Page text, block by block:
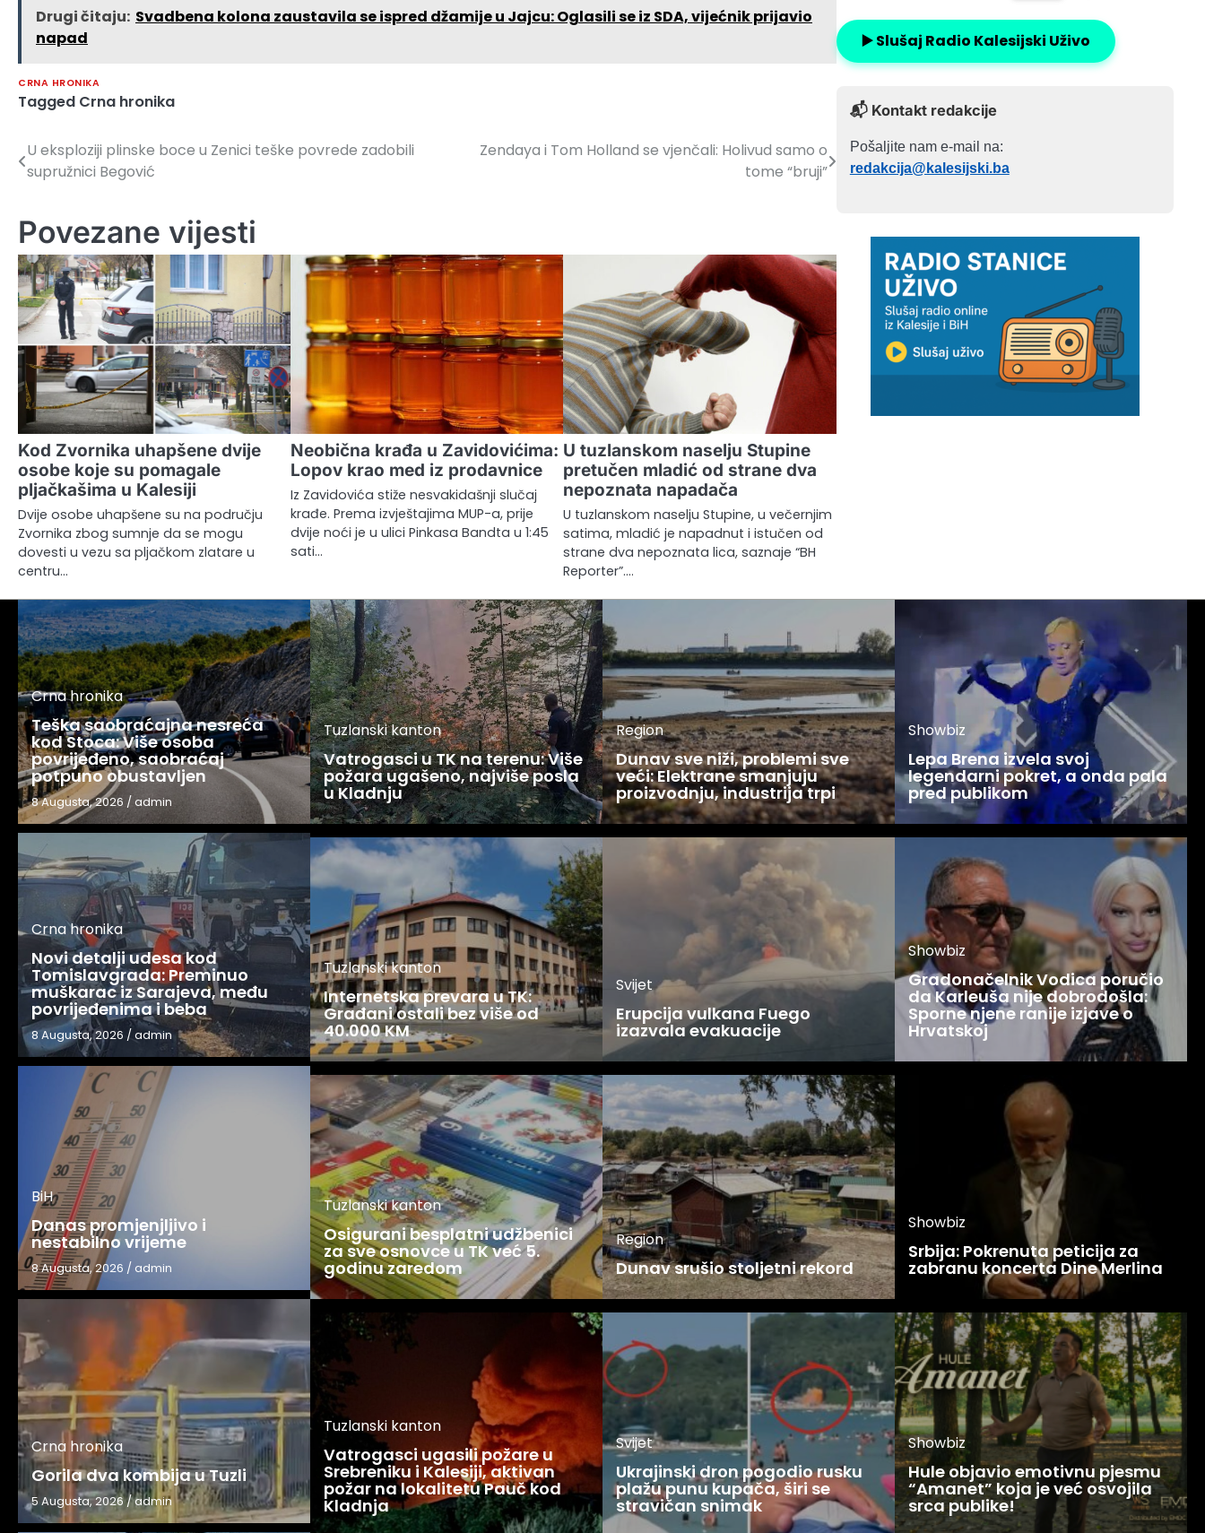
Drugi čitaju: Svadbena kolona zaustavila se ispred džamije u Jajcu: Oglasili se iz SDA, vijećnik prijavio
napad
CRNA HRONIKA
Tagged Crna hronika
Navigacija
članaka
U eksploziji plinske boce u Zenici teške povrede zadobili
supružnici Begović
Zendaya i Tom Holland se vjenčali: Holivud samo o
tome “bruji”
Povezane vijesti
Kod Zvornika uhapšene dvije
osobe koje su pomagale
pljačkašima u Kalesiji
Dvije osobe uhapšene su na području
Zvornika zbog sumnje da se mogu
dovesti u vezu sa pljačkom zlatare u
centru…
Neobična krađa u Zavidovićima:
Lopov krao med iz prodavnice
Iz Zavidovića stiže nesvakidašnji slučaj
krađe. Prema izvještajima MUP-a, prije
dvije noći je u ulici Pinkasa Bandta u 1:45
sati…
U tuzlanskom naselju Stupine
pretučen mladić od strane dva
nepoznata napadača
U tuzlanskom naselju Stupine, u večernjim
satima, mladić je napadnut i istučen od
strane dva nepoznata lica, saznaje “BH
Reporter”.…
▶️ Slušaj Radio Kalesijski Uživo
📬 Kontakt redakcije
Pošaljite nam e-mail na:
redakcija@kalesijski.ba
Crna hronika
Teška saobraćajna nesreća
kod Stoca: Više osoba
povrijeđeno, saobraćaj
potpuno obustavljen
8 Augusta, 2026 / admin
Crna hronika
Novi detalji udesa kod
Tomislavgrada: Preminuo
muškarac iz Sarajeva, među
povrijeđenima i beba
8 Augusta, 2026 /admin
BiH
Danas promjenjljivo i
nestabilno vrijeme
8 Augusta, 2026 / admin
Crna hronika
Gorila dva kombija u Tuzli
5 Augusta, 2026/admin
Tuzlanski kanton
Vatrogasci u TK na terenu: Više
požara ugašeno, najviše posla
u Kladnju
Tuzlanski kanton
Internetska prevara u TK:
Građani ostali bez više od
40.000 KM
Tuzlanski kanton
Osigurani besplatni udžbenici
za sve osnovce u TK već 5.
godinu zaredom
Tuzlanski kanton
Vatrogasci ugasili požare u
Srebreniku i Kalesiji, aktivan
požar na lokalitetu Pauč kod
Kladnja
Region
Dunav sve niži, problemi sve
veći: Elektrane smanjuju
proizvodnju, industrija trpi
Svijet
Erupcija vulkana Fuego
izazvala evakuacije
Region
Dunav srušio stoljetni rekord
Svijet
Ukrajinski dron pogodio rusku
plažu punu kupača, širi se
stravičan snimak
Showbiz
Lepa Brena izvela svoj
legendarni pokret, a onda pala
pred publikom
Showbiz
Gradonačelnik Vodica poručio
da Karleuša nije dobrodošla:
Sporne njene ranije izjave o
Hrvatskoj
Showbiz
Srbija: Pokrenuta peticija za
zabranu koncerta Dine Merlina
Showbiz
Hule objavio emotivnu pjesmu
“Amanet” koja je već osvojila
srca publike!